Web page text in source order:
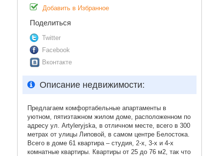
Добавить в Избранное
Поделиться
Twitter
Facebook
Вконтакте
Описание недвижимости:
Предлагаем комфортабельные апартаменты в
уютном, пятиэтажном жилом доме, расположенном по
адресу ул. Artyleryjska, в отличном месте, всего в 300
метрах от улицы Липовой, в самом центре Белостока.
Всего в доме 61 квартира – студия, 2-х, 3-х и 4-х
комнатные квартиры. Квартиры от 25 до 76 м2, так что